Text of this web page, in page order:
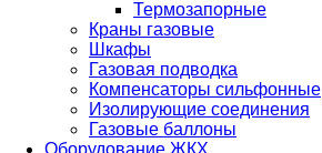
Термозапорные
Краны газовые
Шкафы
Газовая подводка
Компенсаторы сильфонные
Изолирующие соединения
Газовые баллоны